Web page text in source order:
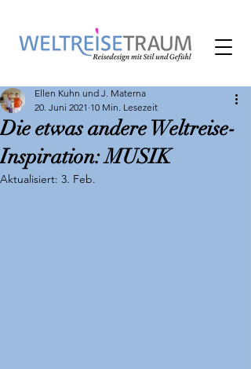
Die etwas andere Weltreise-
Inspiration: MUSIK
Ellen Kuhn und J. Materna
20. Juni 2021 10 Min. Lesezeit
Aktualisiert: 3. Feb.